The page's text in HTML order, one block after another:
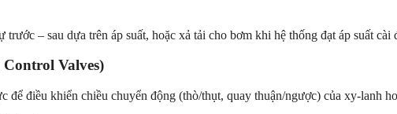
– sau dựa trên áp suất, hoặc xả tải cho bơm khi hệ thống đạt áp suất cài
Valves)
điều khiển chiều chuyển động (thò/thụt, quay thuận/ngược) của xy-lanh